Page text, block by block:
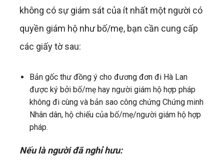
không có sự giám sát của ít nhất một người có
quyền giám hộ như bố/mẹ, bạn cần cung cấp
các giấy tờ sau:
Bản gốc thư đồng ý cho đương đơn đi Hà Lan
được ký bởi bố/mẹ hay người giám hộ hợp pháp
không đi cùng và bản sao công chứng Chứng minh
Nhân dân, hộ chiếu của bố/mẹ/người giám hộ hợp
pháp.
Nếu là người đã nghỉ hưu: